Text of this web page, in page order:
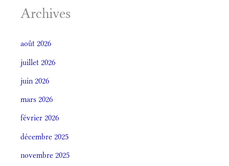
Archives
août 2026
juillet 2026
juin 2026
mars 2026
février 2026
décembre 2025
novembre 2025